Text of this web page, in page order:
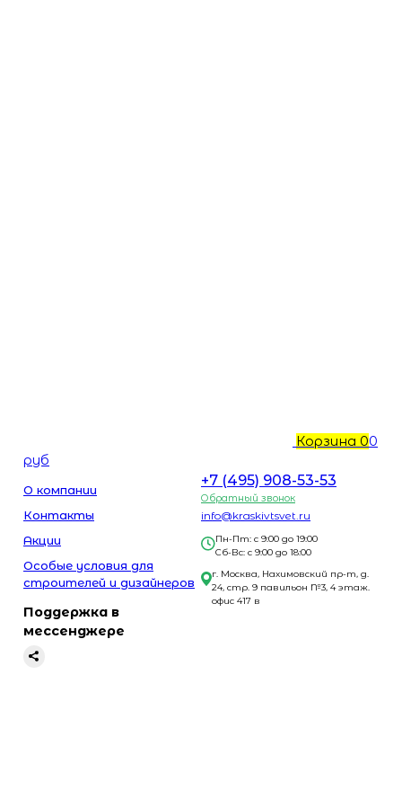
Корзина 00
руб
О компании
Контакты
Акции
Особые условия для
строителей и дизайнеров
Поддержка в
мессенджере
+7 (495) 908-53-53
Обратный звонок
info@kraskivtsvet.ru
Пн-Пт: с 9:00 до 19:00
Сб-Вс: с 9:00 до 18:00
г. Москва, Нахимовский пр-т, д.
24, стр. 9 павильон №3, 4 этаж.
офис 417 в